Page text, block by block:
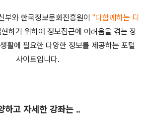
부와 한국정보문화진흥원이 "다함께하는 디
하기 위하여 정보접근에 어려움을 겪는 장
활에 필요한 다양한 정보를 제공하는 포털
사이트입니다.
하고 자세한 강좌는 ..